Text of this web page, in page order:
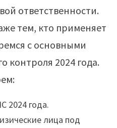
ответственности.
тем, кто применяет
с основными
контроля 2024 года.
2024 года.
лица под